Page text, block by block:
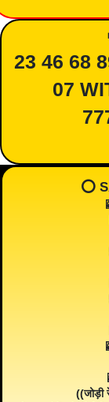
23 46 68
07
⭕️